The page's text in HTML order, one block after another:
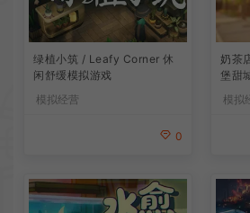
绿植小筑 / Leafy Corner 休
闲舒缓模拟游戏
模拟经营
0
奶茶
堡甜
模拟